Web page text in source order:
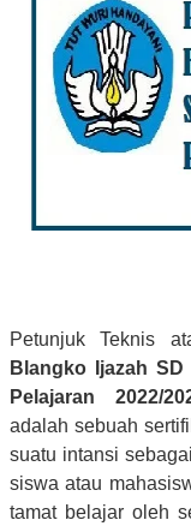
Petunjuk Teknis
Blangko Ijazah
Pelajaran 2022/
adalah sebuah
suatu intansi
siswa atau
tamat belajar oleh